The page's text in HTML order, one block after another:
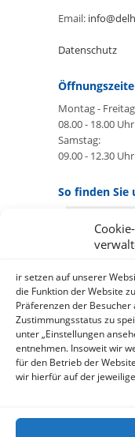
ir setzen auf unserer
die Funktion der Website
Präferenzen der
Zustimmungsstatus zu
unter „Einstellungen
entnehmen. Insoweit wir
für den Betrieb der
wir hierfür auf der
Email:
Datenschutz
Montag -
08.00 - 18.00 Uhr
Samstag:
09.00 - 12.30 Uhr
So finden Sie
Bei
wahr-
(z.B.
https://